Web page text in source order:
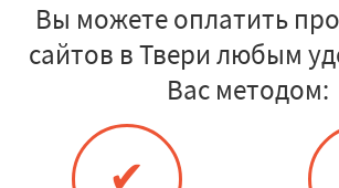
Вы можете оплатить
сайтов в Твери любым
Вас методом:
✔